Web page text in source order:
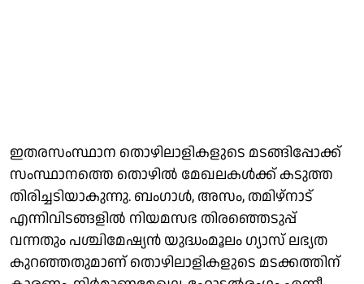
ഇതരസംസ്ഥാന തൊഴിലാളികളുടെ മടങ്ങിപ്പോക്ക്
സംസ്ഥാനത്തെ തൊഴില്‍ മേഖലകള്‍ക്ക് കടുത്ത
തിരിച്ചടിയാകുന്നു. ബംഗാള്‍, അസം, തമിഴ്‌നാട്
എന്നിവിടങ്ങളില്‍ നിയമസഭ തിരഞ്ഞെടുപ്പ്
വന്നതും പശ്ചിമേഷ്യന്‍ യുദ്ധംമൂലം ഗ്യാസ് ലഭ്യത
കുറഞ്ഞതുമാണ് തൊഴിലാളികളുടെ മടക്കത്തിന്